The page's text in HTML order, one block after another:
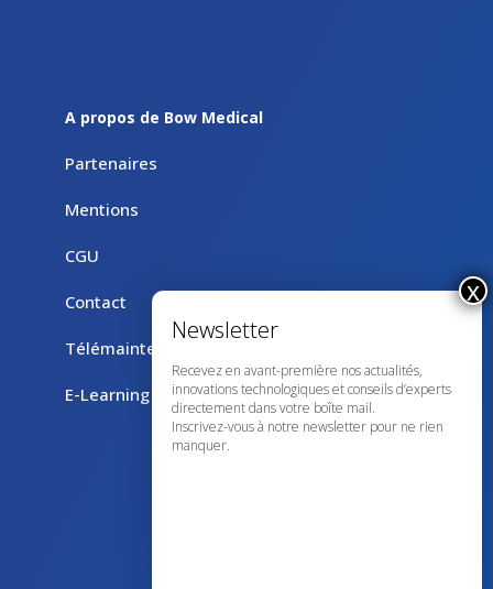
A propos de Bow Medical
Partenaires
Mentions
CGU
Contact
Télémaintenance avec TeamViewer
E-Learning
Recevez en avant-première nos actualités,
innovations technologiques et conseils d’experts
directement dans votre boîte mail.
Inscrivez-vous à notre newsletter pour ne rien
manquer.